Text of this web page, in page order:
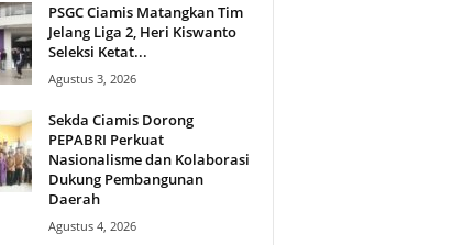
PSGC Ciamis Matangkan Tim
Jelang Liga 2, Heri Kiswanto
Seleksi Ketat...
Agustus 3, 2026
Sekda Ciamis Dorong
PEPABRI Perkuat
Nasionalisme dan Kolaborasi
Dukung Pembangunan
Daerah
Agustus 4, 2026